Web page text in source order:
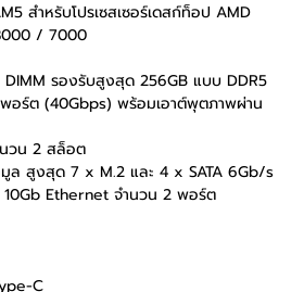
สำหรับโปรเซสเซอร์เดสก์ท็อป AMD
/ 7000
รองรับสูงสุด 256GB แบบ DDR5
อร์ต (40Gbps) พร้อมเอาต์พุตภาพผ่าน
วน 2 สล็อต
ล สูงสุด 7 x M.2 และ 4 x SATA 6Gb/s
10Gb Ethernet จำนวน 2 พอร์ต
C